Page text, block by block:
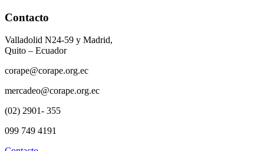
Contacto
Valladolid N24-59 y Madrid,
Quito – Ecuador
corape@corape.org.ec
mercadeo@corape.org.ec
(02) 2901- 355
099 749 4191